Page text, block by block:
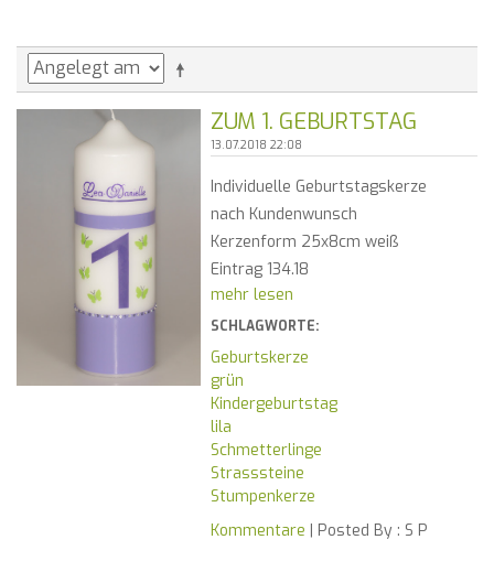
ZUM 1. GEBURTSTAG
13.07.2018 22:08
Individuelle Geburtstagskerze
nach Kundenwunsch
Kerzenform 25x8cm weiß
Eintrag 134.18
mehr lesen
SCHLAGWORTE:
Geburtskerze
grün
Kindergeburtstag
lila
Schmetterlinge
Strasssteine
Stumpenkerze
Kommentare | Posted By : S P